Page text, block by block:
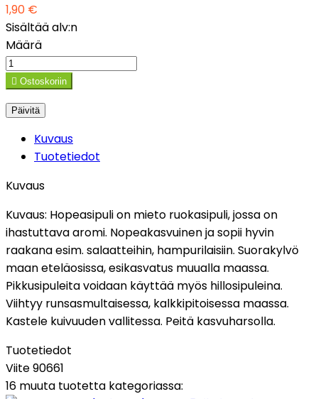
1,90 €
Sisältää alv:n
Määrä
 Ostoskoriin
Kuvaus
Tuotetiedot
Kuvaus
Kuvaus: Hopeasipuli on mieto ruokasipuli, jossa on
ihastuttava aromi. Nopeakasvuinen ja sopii hyvin
raakana esim. salaatteihin, hampurilaisiin. Suorakylvö
maan eteläosissa, esikasvatus muualla maassa.
Pikkusipuleita voidaan käyttää myös hillosipuleina.
Viihtyy runsasmultaisessa, kalkkipitoisessa maassa.
Kastele kuivuuden vallitessa. Peitä kasvuharsolla.
Tuotetiedot
Viite90661
16 muuta tuotetta kategoriassa: